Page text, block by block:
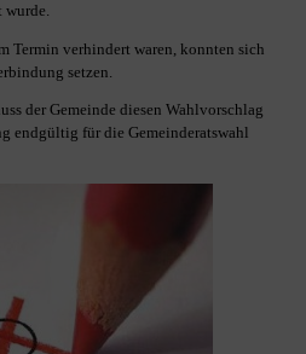
Termin verhindert waren, konnten sich
setzen.
der Gemeinde diesen Wahlvorschlag
endgültig für die Gemeinderatswahl